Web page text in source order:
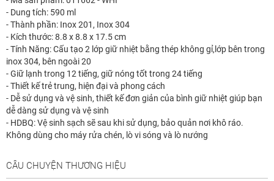
- Dung tích: 590 ml
- Thành phần: Inox 201, Inox 304
- Kích thước: 8.8 x 8.8 x 17.5 cm
- Tính Năng: Cấu tạo 2 lớp giữ nhiệt bằng thép không gỉ,lớp bên trong
inox 304, bên ngoài 20
- Giữ lạnh trong 12 tiếng, giữ nóng tốt trong 24 tiếng
- Thiết kế trẻ trung, hiện đại và phong cách
- Dễ sử dụng và vệ sinh, thiết kế đơn giản của bình giữ nhiệt giúp bạn
dễ dàng sử dụng và vệ sinh
- HDBQ: Vệ sinh sạch sẽ sau khi sử dụng, bảo quản nơi khô ráo.
Không dùng cho máy rửa chén, lò vi sóng và lò nướng
CÂU CHUYỆN THƯƠNG HIỆU